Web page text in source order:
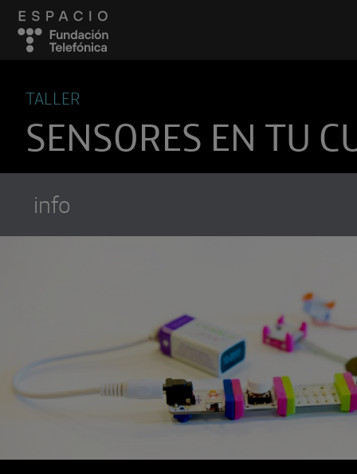
TALLER
SENSORES EN TU
info